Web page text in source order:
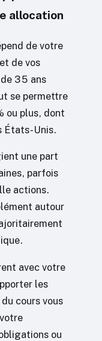
allocation
de votre
de vos
35 ans
se permettre
ou plus, dont
États-Unis.
une part
parfois
actions.
autour
avec votre
les
cours vous
ou